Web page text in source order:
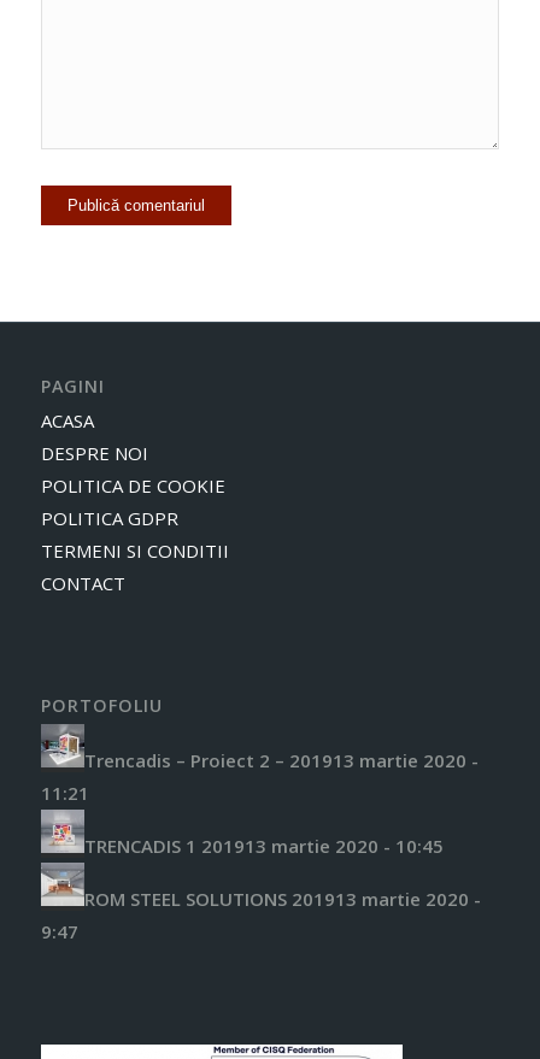
PAGINI
ACASA
DESPRE NOI
POLITICA DE COOKIE
POLITICA GDPR
TERMENI SI CONDITII
CONTACT
PORTOFOLIU
Trencadis – Proiect 2 – 201913 martie 2020 -
11:21
TRENCADIS 1 201913 martie 2020 - 10:45
ROM STEEL SOLUTIONS 201913 martie 2020 -
9:47